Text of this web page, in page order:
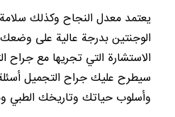
يعتمد معدل النجاح وكذلك سلامة
الوجنتين بدرجة عالية على
الاستشارة التي تجريها مع جراح
سيطرح عليك جراح التجميل
وأسلوب حياتك وتاريخك الطبي